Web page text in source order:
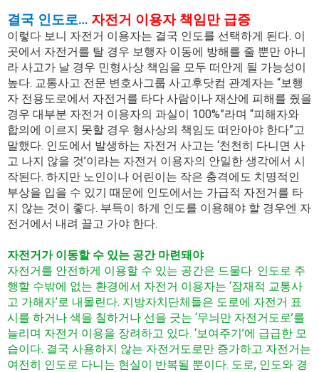
결국 인도로… 자전거 이용자 책임만 급증
이렇다 보니 자전거 이용자는 결국 인도를 선택하게 된다. 이
곳에서 자전거를 탈 경우 보행자 이동에 방해를 줄 뿐만 아니
라 사고가 날 경우 민형사상 책임을 모두 떠안게 될 가능성이
높다. 교통사고 전문 변호사그룹 사고후닷컴 관계자는 “보행
자 전용도로에서 자전거를 타다 사람이나 재산에 피해를 줬을
경우 대부분 자전거 이용자의 과실이 100%”라며 “피해자와
합의에 이르지 못할 경우 형사상의 책임도 떠안아야 한다”고
말했다. 인도에서 발생하는 자전거 사고는 ‘천천히 다니면 사
고 나지 않을 것’이라는 자전거 이용자의 안일한 생각에서 시
작된다. 하지만 노인이나 어린이는 작은 충격에도 치명적인
부상을 입을 수 있기 때문에 인도에서는 가급적 자전거를 타
지 않는 것이 좋다. 부득이 하게 인도를 이용해야 할 경우엔 자
전거에서 내려 끌고 가야 한다.
자전거가 이동할 수 있는 공간 마련돼야
자전거를 안전하게 이용할 수 있는 공간은 드물다. 인도로 주
행할 수밖에 없는 환경에서 자전거 이용자는 ‘잠재적 교통사
고 가해자’로 내몰린다. 지방자치단체들은 도로에 자전거 표
시를 하거나 색을 칠하거나 선을 긋는 ‘무늬만 자전거도로’를
늘리며 자전거 이용을 장려하고 있다. ‘보여주기’에 급급한 모
습이다. 결국 사용하지 않는 자전거도로만 증가하고 자전거는
여전히 인도로 다니는 현실이 반복될 뿐이다. 도로, 인도와 경